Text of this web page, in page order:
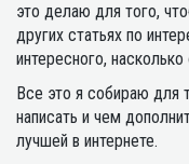
это делаю для того,
других статьях по
интересного,
Все это я собираю для
написать и чем
лучшей в интернете.